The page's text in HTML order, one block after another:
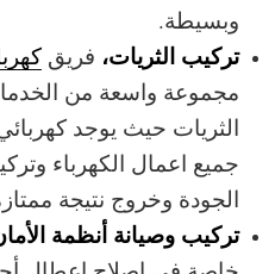
وبسيطة.
تركيب الثريات، فريق
مجموعة واسعة من
الثريات حيث يوجد
جميع اعمال الكهرباء
الجودة وخروج نتيجة
تركيب وصيانة أنظمة